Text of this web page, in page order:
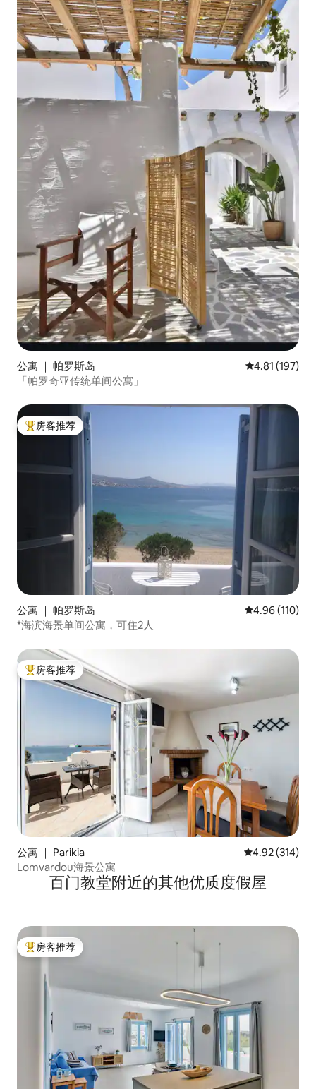
公寓 ｜ 帕罗斯岛 平均评分 4.81
4.81 (197)
「帕罗奇亚传统单间公寓」
热门「房客推荐」
房客推荐
公寓 ｜ 帕罗斯岛 平均评分 4.96
4.96 (110)
*海滨海景单间公寓，可住2人
热门「房客推荐」
房客推荐
公寓 ｜ Parikia 平均评分 4.92
4.92 (314)
Lomvardou海景公寓
百门教堂附近的其他优质度假屋
热门「房客推荐」
房客推荐